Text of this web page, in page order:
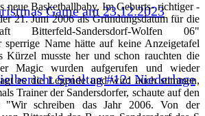
Game am 23.12.2023
Spieltag #12: Niederlage
neue Basketballbaby. Im Geburts- richtiger -
21. Juni 2006 als Gründungsdatum für die
Bitterfeld-Sandersdorf-Wolfen 06"
sperrige Name hätte auf keine Anzeigetafel
Kürzel musste her und schon rauchten die
Magic wurden aufgerufen und wieder
es die Legende und wird auch stimmen,
Trainer der Sandersdorfer, schaute auf den
"Wir schreiben das Jahr 2006. Von der